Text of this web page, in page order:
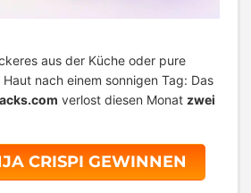
aus der Küche oder pure
nach einem sonnigen Tag: Das
verlost diesen Monat zwei
CRISPI GEWINNEN